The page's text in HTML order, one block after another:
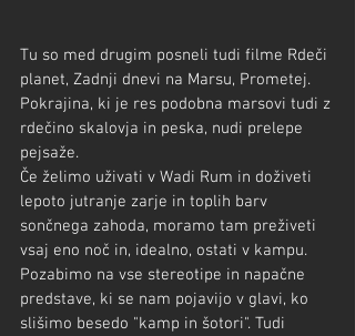
Tu so med drugim posneli tudi filme Rdeči
planet, Zadnji dnevi na Marsu, Prometej.
Pokrajina, ki je res podobna marsovi tudi z
rdečino skalovja in peska, nudi prelepe
pejsaže.
Če želimo uživati v Wadi Rum in doživeti
lepoto jutranje zarje in toplih barv
sončnega zahoda, moramo tam preživeti
vsaj eno noč in, idealno, ostati v kampu.
Pozabimo na vse stereotipe in napačne
predstave, ki se nam pojavijo v glavi, ko
slišimo besedo "kamp in šotori". Tudi